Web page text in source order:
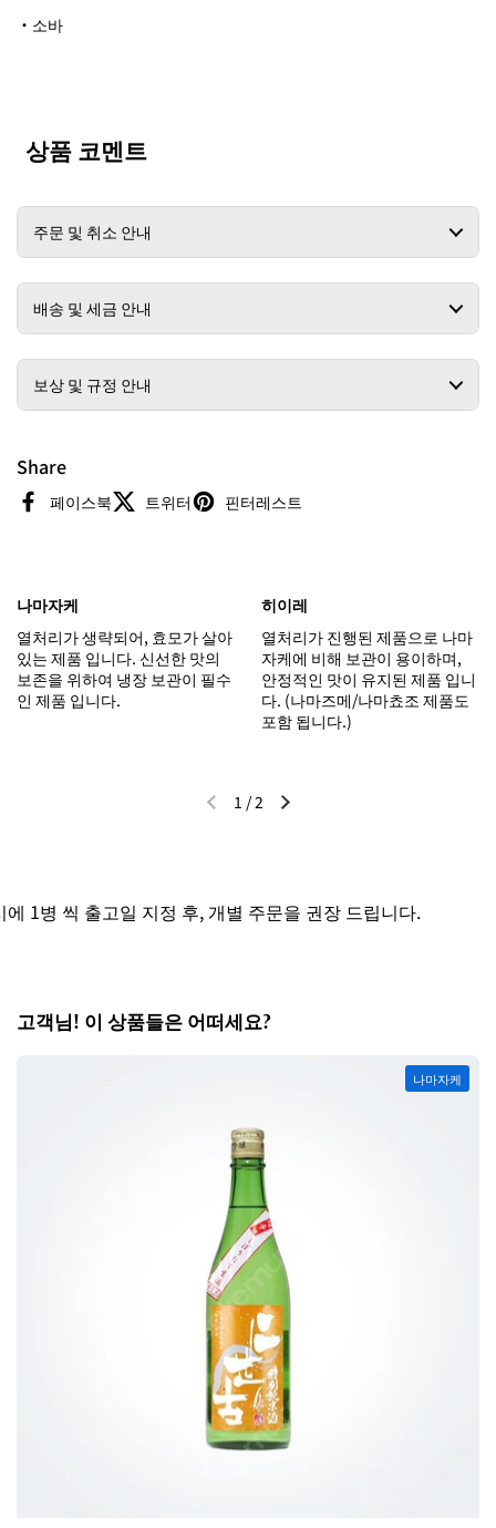
・소바
상품 코멘트
주문 및 취소 안내
배송 및 세금 안내
보상 및 규정 안내
Share
페이스북 트위터 핀터레스트
나마자케
열처리가 생략되어, 효모가 살아
있는 제품 입니다. 신선한 맛의
보존을 위하여 냉장 보관이 필수
인 제품 입니다.
히이레
열처리가 진행된 제품으로 나마
자케에 비해 보관이 용이하며,
안정적인 맛이 유지된 제품 입니
다. (나마즈메/나마쵸조 제품도
포함 됩니다.)
이전 슬라이드다음 슬라이드
1 /2
1병 씩 출고일 지정 후, 개별 주문을 권장 드립니다.
고객님! 이 상품들은 어떠세요?
나마자케